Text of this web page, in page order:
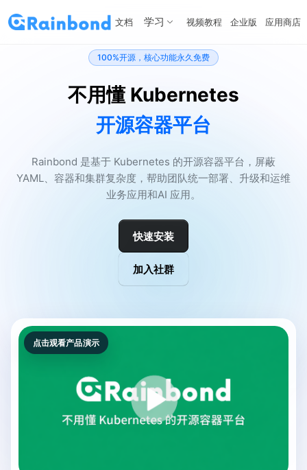
文档 学习 视频教程 企业版 应用商店
100%开源，核心功能永久免费
不用懂 Kubernetes
开源容器平台
Rainbond 是基于 Kubernetes 的开源容器平台，屏蔽
YAML、容器和集群复杂度，帮助团队统一部署、升级和运维
业务应用和AI 应用。
快速安装
加入社群
点击观看产品演示